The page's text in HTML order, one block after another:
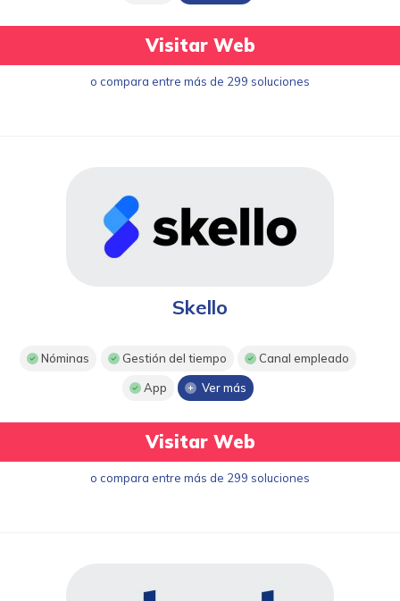
Visitar Web
o compara entre más de 299 soluciones
Skello
Nóminas Gestión del tiempo Canal empleado
App Ver más
Visitar Web
o compara entre más de 299 soluciones